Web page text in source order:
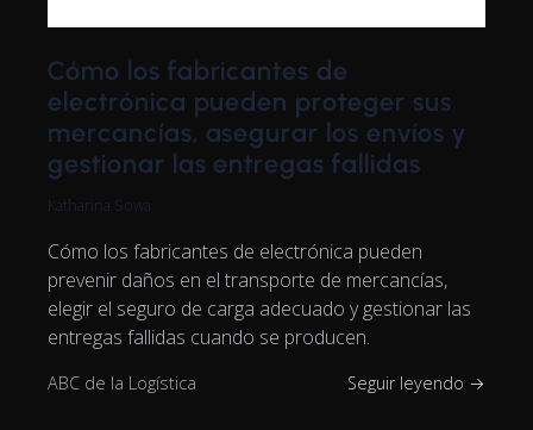
Cómo los fabricantes de
electrónica pueden proteger sus
mercancías, asegurar los envíos y
gestionar las entregas fallidas
Katharina Sowa
Cómo los fabricantes de electrónica pueden
prevenir daños en el transporte de mercancías,
elegir el seguro de carga adecuado y gestionar las
entregas fallidas cuando se producen.
ABC de la Logística Seguir leyendo →